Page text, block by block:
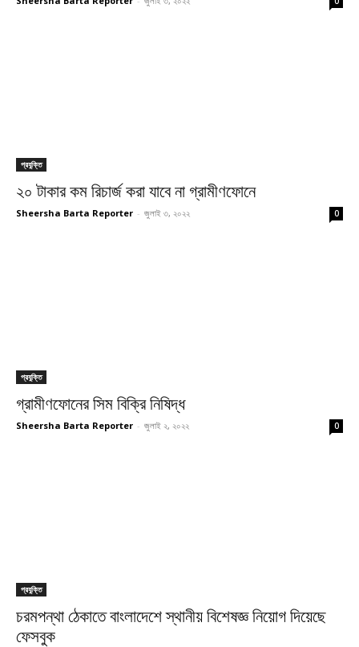
প্রযুক্তি
২০ টাকার কম রিচার্জ করা যাবে না গ্রামীণফোনে
Sheersha Barta Reporter - জুলাই ৩, ২০২২ 0
প্রযুক্তি
গ্রামীণফোনের সিম বিক্রি নিষিদ্ধ
Sheersha Barta Reporter - জুলাই ২, ২০২২ 0
প্রযুক্তি
চরমপন্থা ঠেকাতে বাংলাদেশে স্থানীয় বিশেষজ্ঞ নিয়োগ দিয়েছে
ফেসবুক